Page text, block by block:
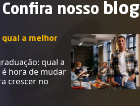
Confira nosso blog
qual a melhor
qual a
é hora de mudar
crescer no